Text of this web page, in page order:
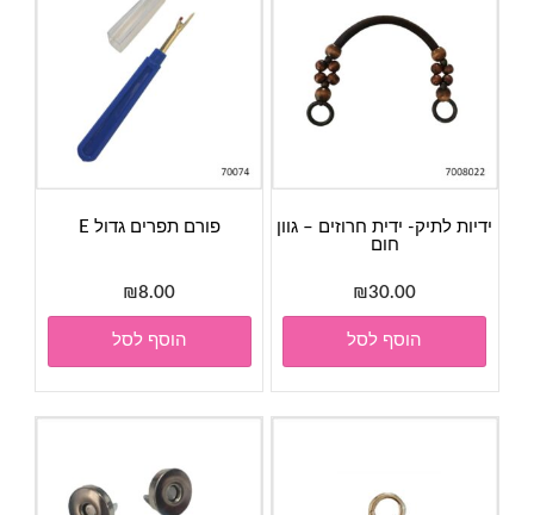
ידיות לתיק- ידית חרוזים – גוון
חום
₪30.00
הוסף לסל
פורם תפרים גדול E
₪8.00
הוסף לסל